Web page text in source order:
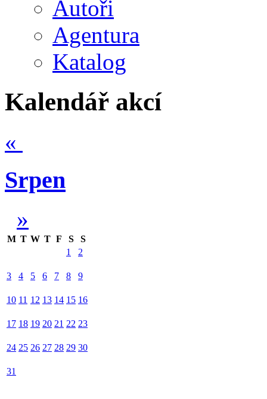
Autoři
Agentura
Katalog
Kalendář akcí
«
Srpen
»
M T W T F S
S
1
2
3 4 5 6 7 8 9
10 11 12 13 14 15 16
17 18 19 20 21 22 23
24 25 26 27 28 29 30
31